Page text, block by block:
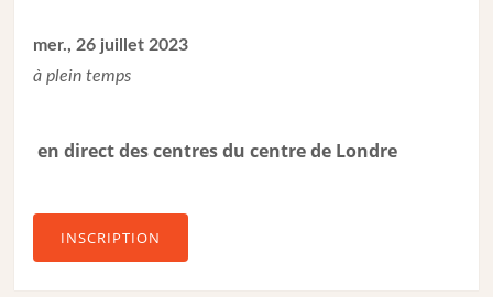
mer., 26 juillet 2023
à plein temps
en direct des centres du centre de Londre
INSCRIPTION